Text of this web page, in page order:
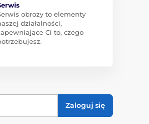
obroży to elementy
działalności,
Ci to, czego
Zaloguj się